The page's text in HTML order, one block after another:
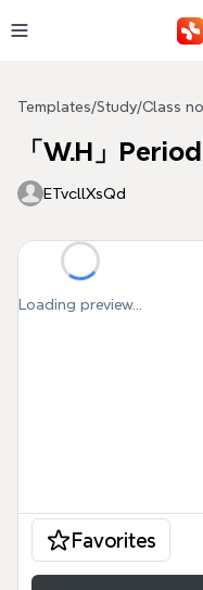
Templates/Study/Class
「W.H」
ETvcllXsQd
Loading preview...
Favorites